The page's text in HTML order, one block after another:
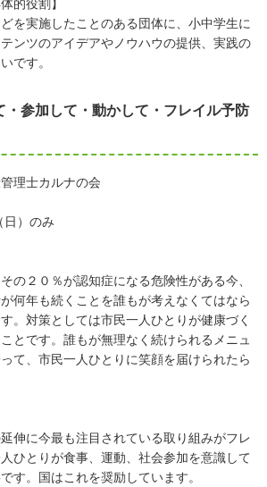
的役割】
を実施したことのある団体に、小中学生に
ンツのアイデアやノウハウの提供、実践の
です。
参加して・動かして・フレイル予防
理士カルナの会
日）のみ
の２０％が認知症になる危険性がある今、
何年も続くことを誰もが考えなくてはなら
。対策としては市民一人ひとりが健康づく
とです。誰もが無理なく続けられるメニュ
て、市民一人ひとりに笑顔を届けられたら
伸に今最も注目されている取り組みがフレ
ひとりが食事、運動、社会参加を意識して
す。国はこれを奨励しています。